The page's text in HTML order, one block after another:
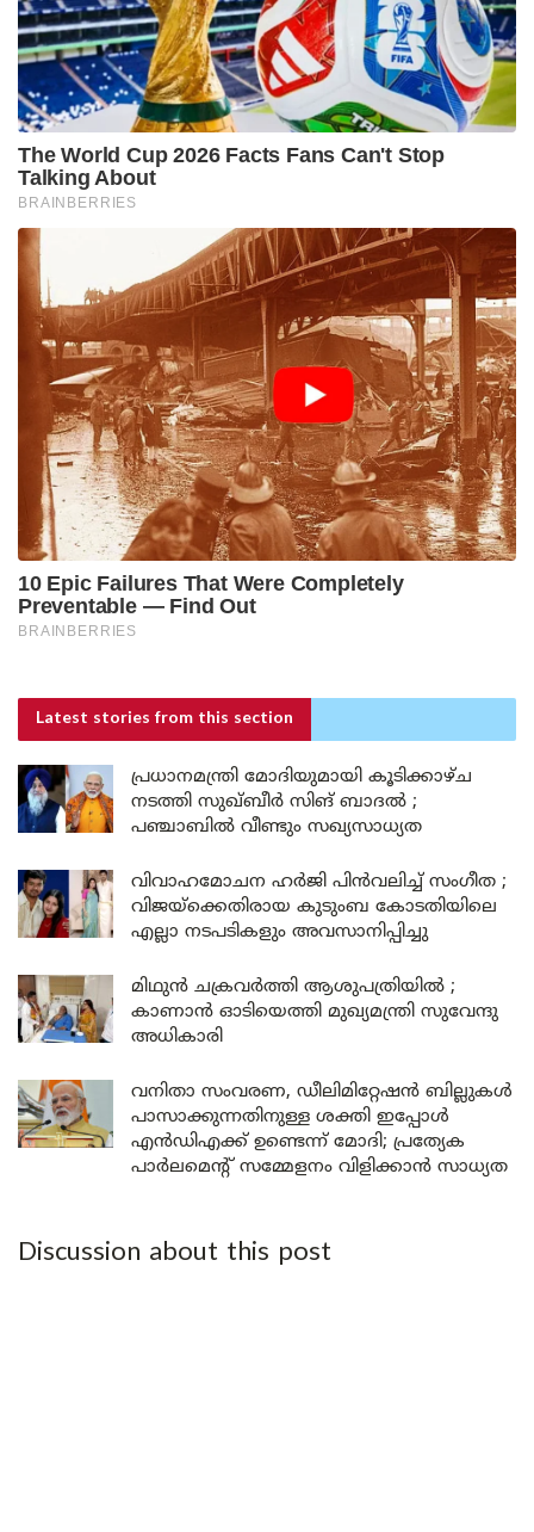
Latest stories from this section
പ്രധാനമന്ത്രി മോദിയുമായി കൂടിക്കാഴ്ച
നടത്തി സുഖ്ബീർ സിങ് ബാദൽ ;
പഞ്ചാബിൽ വീണ്ടും സഖ്യസാധ്യത
വിവാഹമോചന ഹർജി പിൻവലിച്ച് സംഗീത ;
വിജയ്ക്കെതിരായ കുടുംബ കോടതിയിലെ
എല്ലാ നടപടികളും അവസാനിപ്പിച്ചു
മിഥുൻ ചക്രവർത്തി ആശുപത്രിയിൽ ;
കാണാൻ ഓടിയെത്തി മുഖ്യമന്ത്രി സുവേന്ദു
അധികാരി
വനിതാ സംവരണ, ഡീലിമിറ്റേഷൻ ബില്ലുകൾ
പാസാക്കുന്നതിനുള്ള ശക്തി ഇപ്പോൾ
എൻഡിഎക്ക് ഉണ്ടെന്ന് മോദി; പ്രത്യേക
പാർലമെന്റ് സമ്മേളനം വിളിക്കാൻ സാധ്യത
Discussion about this post